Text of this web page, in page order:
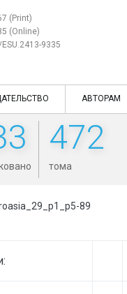
(Print)
(Online)
9335
АВТОРАМ
472
тома
89